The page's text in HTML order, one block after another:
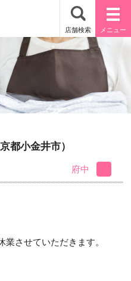
都小金井市）
府中
させていただきます。